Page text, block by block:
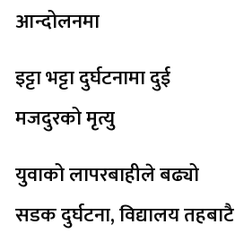
आन्दोलनमा
इट्टा भट्टा दुर्घटनामा दुई
मजदुरको मृत्यु
युवाको लापरबाहीले बढ्यो
सडक दुर्घटना, विद्यालय तहबाटै